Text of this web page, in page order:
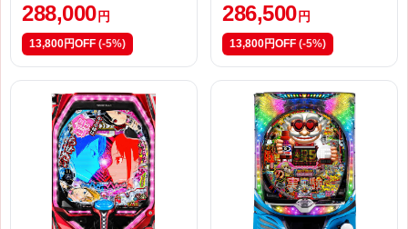
288,000 円
13,800円OFF (-5%)
286,500 円
13,800円OFF (-5%)